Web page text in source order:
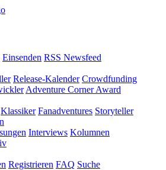
Einsenden RSS Newsfeed
Release-Kalender Crowdfunding
Adventure Corner Award
Klassiker Fanadventures Storyteller
Interviews Kolumnen
Registrieren FAQ Suche